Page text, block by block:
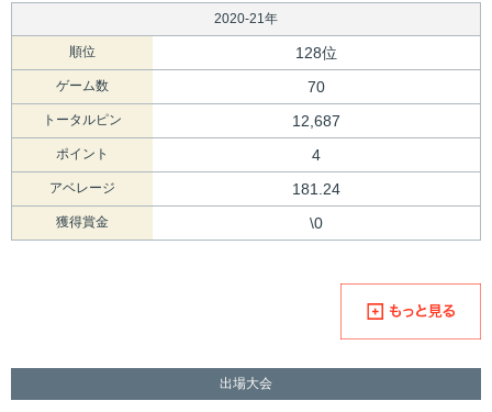
2020-21年
順位 128位
ゲーム数 70
トータルピン 12,687
ポイント 4
アベレージ 181.24
獲得賞金 \0
出場大会